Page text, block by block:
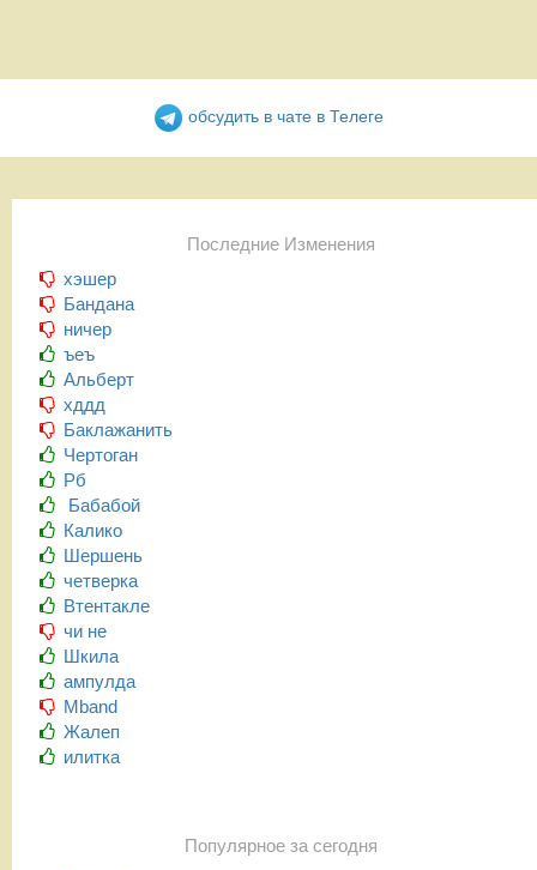
обсудить в чате в Телеге
Последние Изменения
хэшер
Бандана
ничер
ъеъ
Альберт
хддд
Баклажанить
Чертоган
Рб
Бабабой
Калико
Шершень
четверка
Втентакле
чи не
Шкила
ампулда
Mband
Жалеп
илитка
Популярное за сегодня